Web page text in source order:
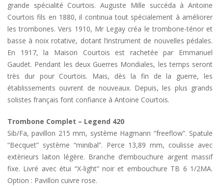
grande spécialité Courtois. Auguste Mille succéda à Antoine
Courtois fils en 1880, il continua tout spécialement à améliorer
les trombones. Vers 1910, Mr Legay créa le trombone-ténor et
basse à noix rotative, dotant l’instrument de nouvelles pédales.
En 1917, la Maison Courtois est rachetée par Emmanuel
Gaudet. Pendant les deux Guerres Mondiales, les temps seront
très dur pour Courtois. Mais, dès la fin de la guerre, les
établissements ouvrent de nouveaux. Depuis, les plus grands
solistes français font confiance à Antoine Courtois.
Trombone Complet – Legend 420
Sib/Fa, pavillon 215 mm, système Hagmann “freeflow”. Spatule
“Becquet” système “minibal”. Perce 13,89 mm, coulisse avec
extèrieurs laiton légère. Branche d’embouchure argent massif
fixe. Livré avec étui “X-light” noir et embouchure TB 6 1/2MA.
Option : Pavillon cuivre rose.